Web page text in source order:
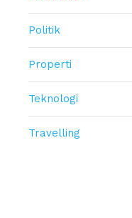
Politik
Properti
Teknologi
Travelling